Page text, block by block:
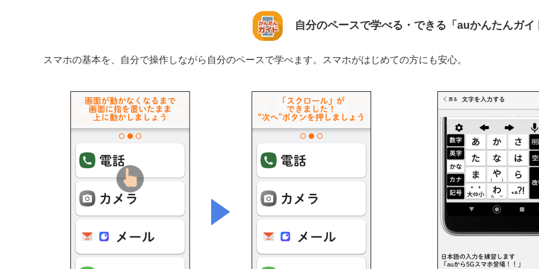
自分のペースで学べる・できる「auかんたんガイ
スマホの基本を、自分で操作しながら自分のペースで学べます。スマホがはじめての方にも安心。